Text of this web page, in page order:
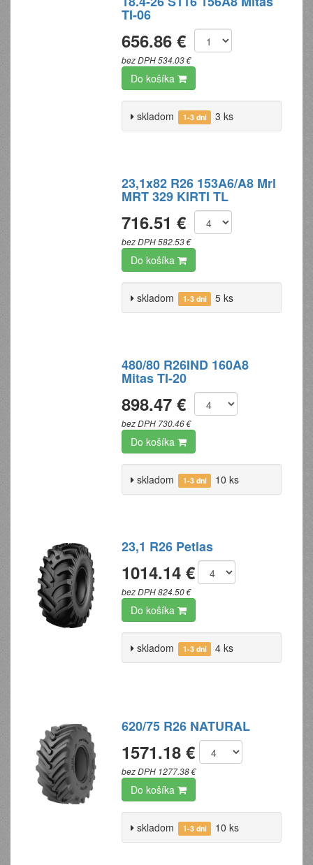
TI-06
656.86 €
bez DPH 534.03 €
Do košíka
skladom 1-3 dni 3 ks
23,1x82 R26 153A6/A8 Mrl
MRT 329 KIRTI TL
716.51 €
bez DPH 582.53 €
Do košíka
skladom 1-3 dni 5 ks
480/80 R26IND 160A8
Mitas TI-20
898.47 €
bez DPH 730.46 €
Do košíka
skladom 1-3 dni 10 ks
23,1 R26 Petlas
1014.14 €
bez DPH 824.50 €
Do košíka
skladom 1-3 dni 4 ks
620/75 R26 NATURAL
1571.18 €
bez DPH 1277.38 €
Do košíka
skladom 1-3 dni 10 ks